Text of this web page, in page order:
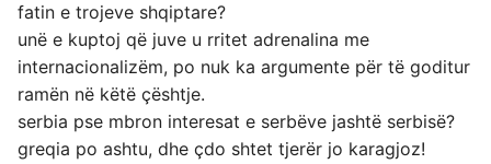
fatin e trojeve shqiptare?
unë e kuptoj që juve u rritet adrenalina me
internacionalizëm, po nuk ka argumente për të goditur
ramën në këtë çështje.
serbia pse mbron interesat e serbëve jashtë serbisë?
greqia po ashtu, dhe çdo shtet tjerër jo karagjoz!